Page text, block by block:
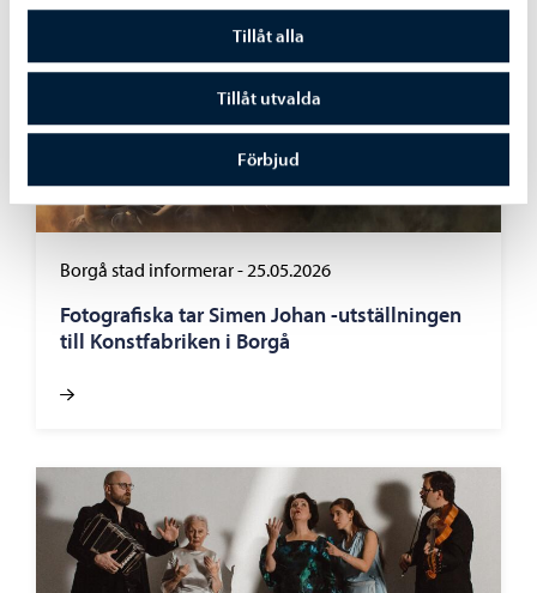
Tillåt alla
Tillåt utvalda
Förbjud
Borgå stad informerar-25.05.2026
Fotografiska tar Simen Johan -utställningen
till Konstfabriken i Borgå